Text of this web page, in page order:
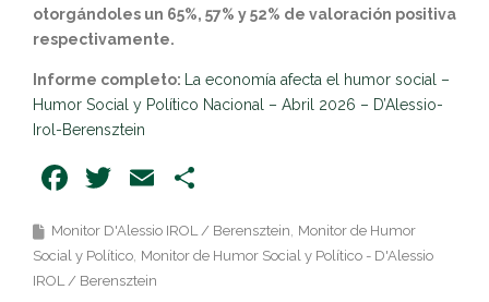
otorgándoles un 65%, 57% y 52% de valoración positiva
respectivamente.
Informe completo: La economía afecta el humor social –
Humor Social y Político Nacional – Abril 2026 – D’Alessio-
Irol-Berensztein
Facebook
Twitter
Email
Monitor D'Alessio IROL / Berensztein Monitor de Humor
Social y Político Monitor de Humor Social y Político - D'Alessio
IROL / Berensztein